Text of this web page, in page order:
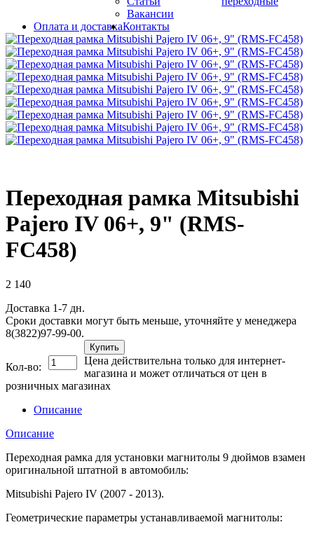
Вакансии
Оплата и доставкаКонтакты
Переходная рамка Mitsubishi
Pajero IV 06+, 9" (RMS-
FC458)
2 140
Доставка 1-7 дн.
Сроки доставки могут быть меньше, уточняйте у менеджера
8(3822)97-99-00.
Кол-во:
Купить
Цена действительна только для интернет-
магазина и может отличаться от цен в
розничных магазинах
Описание
Описание
Переходная рамка для установки магнитолы 9 дюймов взамен
оригинальной штатной в автомобиль:
Mitsubishi Pajero IV (2007 - 2013).
Геометрические параметры устанавливаемой магнитолы: